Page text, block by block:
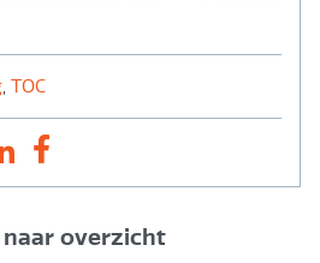
, TOC
naar overzicht